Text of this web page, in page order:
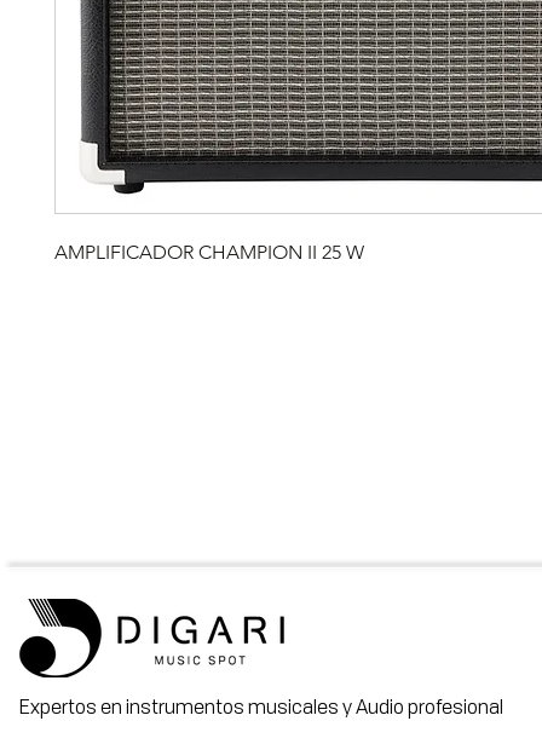
AMPLIFICADOR CHAMPION II 25 W
Expertos en instrumentos musicales y Audio profesional